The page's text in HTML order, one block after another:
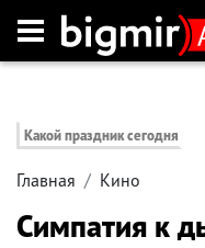
Какой праздник сегодня
Главная Кино
Симпатия к